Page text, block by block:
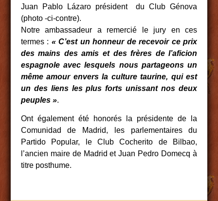
Juan Pablo Lázaro président du Club Génova
(photo -ci-contre).
Notre ambassadeur a remercié le jury en ces
termes : « C’est un honneur de recevoir ce prix
des mains des amis et des frères de l’aficion
espagnole avec lesquels nous partageons un
même amour envers la culture taurine, qui est
un des liens les plus forts unissant nos deux
peuples ».
Ont également été honorés la présidente de la
Comunidad de Madrid, les parlementaires du
Partido Popular, le Club Cocherito de Bilbao,
l’ancien maire de Madrid et Juan Pedro Domecq à
titre posthume.